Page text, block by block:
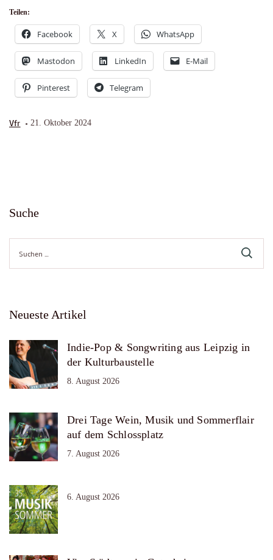
Teilen:
Facebook X WhatsApp
Mastodon LinkedIn E-Mail
Pinterest Telegram
Vfr 21. Oktober 2024
Suche
nach:
Neueste Artikel
Indie-Pop & Songwriting aus Leipzig in
der Kulturbaustelle
8. August 2026
Drei Tage Wein, Musik und Sommerflair
auf dem Schlossplatz
7. August 2026
6. August 2026